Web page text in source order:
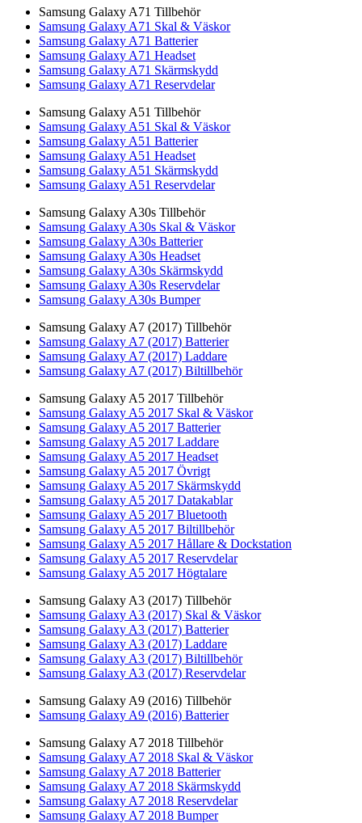
Samsung Galaxy A71 Tillbehör
Samsung Galaxy A71 Skal & Väskor
Samsung Galaxy A71 Batterier
Samsung Galaxy A71 Headset
Samsung Galaxy A71 Skärmskydd
Samsung Galaxy A71 Reservdelar
Samsung Galaxy A51 Tillbehör
Samsung Galaxy A51 Skal & Väskor
Samsung Galaxy A51 Batterier
Samsung Galaxy A51 Headset
Samsung Galaxy A51 Skärmskydd
Samsung Galaxy A51 Reservdelar
Samsung Galaxy A30s Tillbehör
Samsung Galaxy A30s Skal & Väskor
Samsung Galaxy A30s Batterier
Samsung Galaxy A30s Headset
Samsung Galaxy A30s Skärmskydd
Samsung Galaxy A30s Reservdelar
Samsung Galaxy A30s Bumper
Samsung Galaxy A7 (2017) Tillbehör
Samsung Galaxy A7 (2017) Batterier
Samsung Galaxy A7 (2017) Laddare
Samsung Galaxy A7 (2017) Biltillbehör
Samsung Galaxy A5 2017 Tillbehör
Samsung Galaxy A5 2017 Skal & Väskor
Samsung Galaxy A5 2017 Batterier
Samsung Galaxy A5 2017 Laddare
Samsung Galaxy A5 2017 Headset
Samsung Galaxy A5 2017 Övrigt
Samsung Galaxy A5 2017 Skärmskydd
Samsung Galaxy A5 2017 Datakablar
Samsung Galaxy A5 2017 Bluetooth
Samsung Galaxy A5 2017 Biltillbehör
Samsung Galaxy A5 2017 Hållare & Dockstation
Samsung Galaxy A5 2017 Reservdelar
Samsung Galaxy A5 2017 Högtalare
Samsung Galaxy A3 (2017) Tillbehör
Samsung Galaxy A3 (2017) Skal & Väskor
Samsung Galaxy A3 (2017) Batterier
Samsung Galaxy A3 (2017) Laddare
Samsung Galaxy A3 (2017) Biltillbehör
Samsung Galaxy A3 (2017) Reservdelar
Samsung Galaxy A9 (2016) Tillbehör
Samsung Galaxy A9 (2016) Batterier
Samsung Galaxy A7 2018 Tillbehör
Samsung Galaxy A7 2018 Skal & Väskor
Samsung Galaxy A7 2018 Batterier
Samsung Galaxy A7 2018 Skärmskydd
Samsung Galaxy A7 2018 Reservdelar
Samsung Galaxy A7 2018 Bumper